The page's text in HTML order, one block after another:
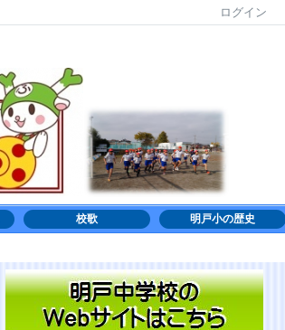
ログイン
校歌 明戸小の歴史